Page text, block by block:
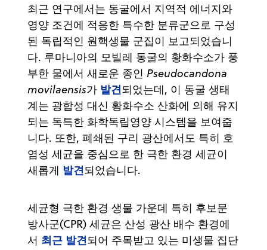
최근 연구에서는 동굴에서 지역적 에너지와
영양 조건에 적응한 특수한 분류군으로 구성
된 독립적인 원핵생물 군집이 보고되었습니
다. 루마니아의 모빌레 동굴의 황화수소가 풍
부한 물에서 새로운 종인 Pseudocandona
movilaensis가 발견되었는데, 이 동굴 생태
계는 광합성 대신 황화수소 산화에 의해 유지
되는 독특한 화학독립영양 시스템을 보여줍
니다. 또한, 폐쇄된 구리 광산에서도 특히 호
염성 세균을 중심으로 한 극한 환경 세균이
새롭게 발견되었습니다.
세균형 극한 환경 생물 가운데 특히 후보문
방사군(CPR) 세균은 산성 광산 배수 환경에
서 최근 발견되어 주목받고 있는 미생물 집단